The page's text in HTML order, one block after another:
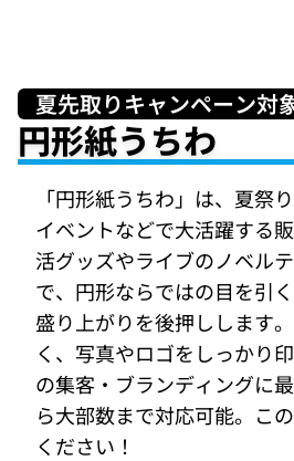
夏先取りキャンペーン対
円形紙うちわ
「円形紙うちわ」は、夏祭
イベントなどで大活躍する
活グッズやライブのノベル
で、円形ならではの目を引
盛り上がりを後押しします
く、写真やロゴをしっかり
の集客・ブランディングに
ら大部数まで対応可能。こ
ください！